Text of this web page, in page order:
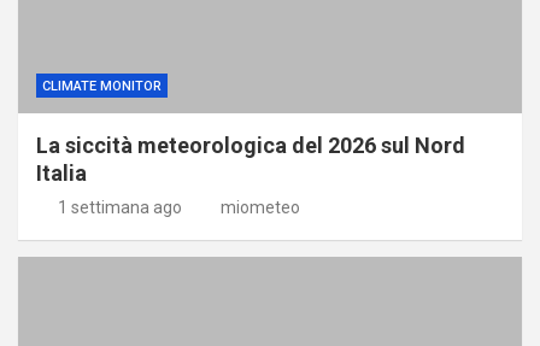
CLIMATE MONITOR
La siccità meteorologica del 2026 sul Nord
Italia
1 settimana ago miometeo